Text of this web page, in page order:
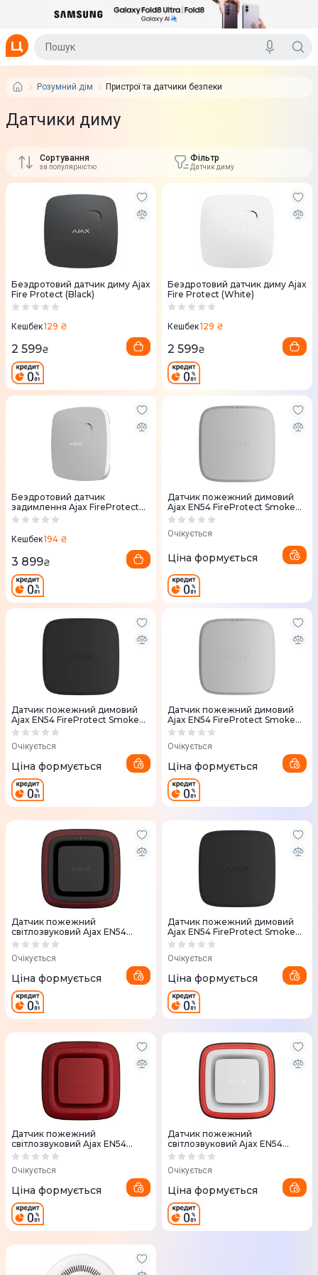
Розумний дім Пристрої та датчики безпеки
Датчики диму
Сортування
за популярністю
Фільтр
Датчик диму
Бездротовий датчик диму Ajax
Fire Protect (Black)
Кешбек129 ₴
2 599₴
Бездротовий датчик диму Ajax
Fire Protect (White)
Кешбек129 ₴
2 599₴
Бездротовий датчик
задимлення Ajax FireProtect
Plus 000005637 (white)
Кешбек194 ₴
3 899₴
Датчик пожежний димовий
Ajax EN54 FireProtect Smoke
Sounder white, Jeweller, EN54,
Очікується
Ціна формується
Датчик пожежний димовий
Ajax EN54 FireProtect Smoke
Sounder black, Jeweller, EN54,
Очікується
Ціна формується
Датчик пожежний димовий
Ajax EN54 FireProtect Smoke
white, Jeweller, EN54,
Очікується
Ціна формується
Датчик пожежний
світлозвуковий Ajax EN54
FireProtect VAD Sounder black,
Очікується
Ціна формується
Датчик пожежний димовий
Ajax EN54 FireProtect Smoke
black, Jeweller, EN54,
Очікується
Ціна формується
Датчик пожежний
світлозвуковий Ajax EN54
FireProtect VAD Sounder red,
Очікується
Ціна формується
Датчик пожежний
світлозвуковий Ajax EN54
FireProtect VAD Sounder
бездротовий
Очікується
Ціна формується